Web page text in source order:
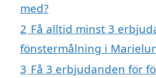
med?
2 Få alltid minst 3
fönstermålning i
3 Få 3 erbjudanden för